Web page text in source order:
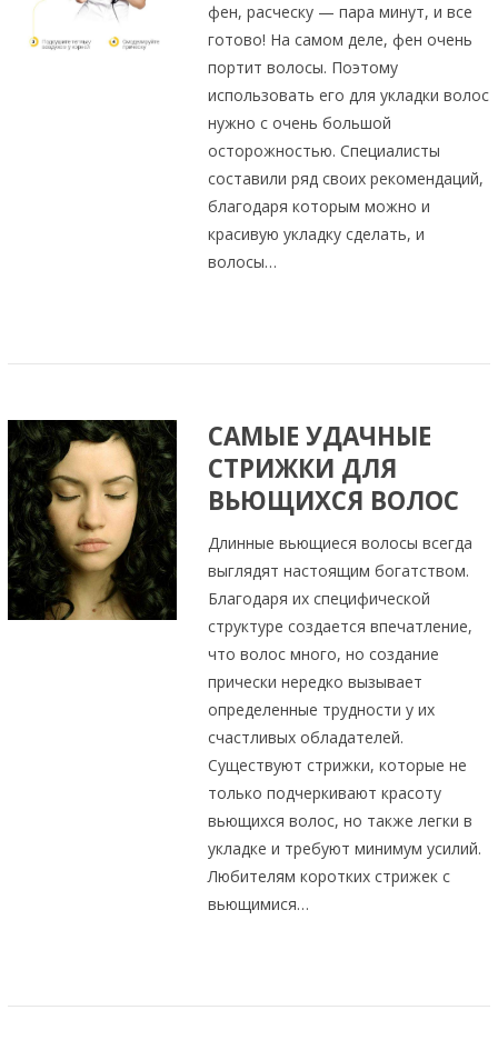
фен, расческу — пара минут, и все
готово! На самом деле, фен очень
портит волосы. Поэтому
использовать его для укладки волос
нужно с очень большой
осторожностью. Специалисты
составили ряд своих рекомендаций,
благодаря которым можно и
красивую укладку сделать, и
волосы…
САМЫЕ УДАЧНЫЕ
СТРИЖКИ ДЛЯ
ВЬЮЩИХСЯ ВОЛОС
Длинные вьющиеся волосы всегда
выглядят настоящим богатством.
Благодаря их специфической
структуре создается впечатление,
что волос много, но создание
прически нередко вызывает
определенные трудности у их
счастливых обладателей.
Существуют стрижки, которые не
только подчеркивают красоту
вьющихся волос, но также легки в
укладке и требуют минимум усилий.
Любителям коротких стрижек с
вьющимися…